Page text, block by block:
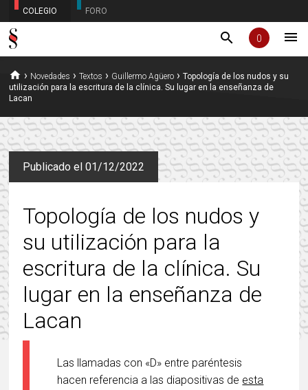
COLEGIO FORO
search 0 menu
home › Novedades ›Textos › Guillermo Agüero ›Topología de los nudos y su
utilización para la escritura de la clínica. Su lugar en la enseñanza de
Lacan
Publicado el 01/12/2022
Topología de los nudos y
su utilización para la
escritura de la clínica. Su
lugar en la enseñanza de
Lacan
Las llamadas con «D» entre paréntesis
hacen referencia a las diapositivas de esta